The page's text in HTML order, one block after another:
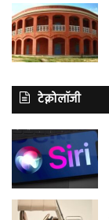
टेक्नोलॉजी